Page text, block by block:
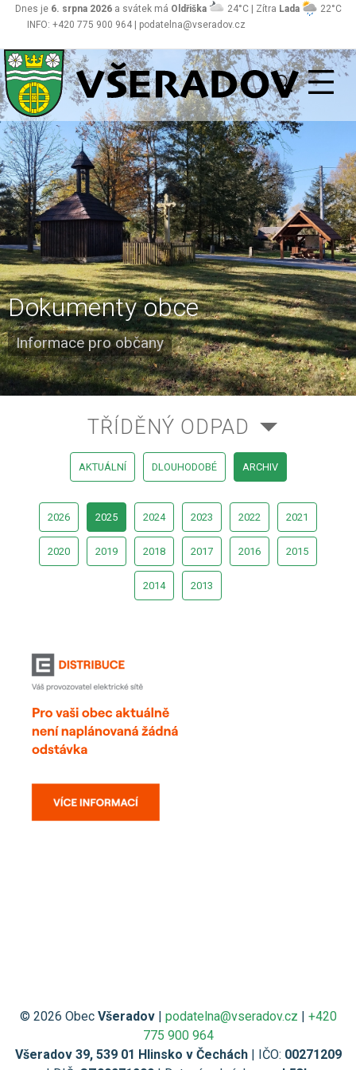
INFO: +420 775 900 964 | podatelna@vseradov.cz
Dnes je 6. srpna 2026a svátek má Oldřiška 24°C | Zítra Lada 22°C
Všeradov
Dokumenty obce
Informace pro občany
TŘÍDĚNÝ ODPAD
AKTUÁLNÍ DLOUHODOBÉ ARCHIV
2026 2025 2024 2023 2022 2021
2020 2019 2018 2017 2016 2015
2014 2013
© 2026 Obec Všeradov| podatelna@vseradov.cz | +420
775 900 964
Všeradov 39, 539 01 Hlinsko v Čechách| IČO: 00271209